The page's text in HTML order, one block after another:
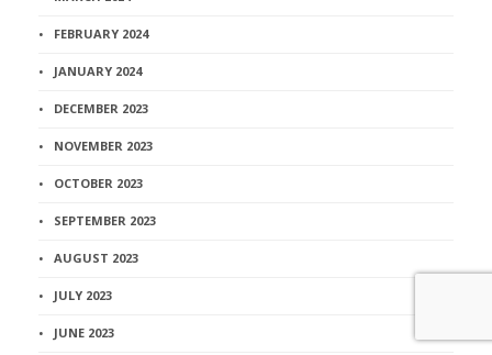
FEBRUARY 2024
JANUARY 2024
DECEMBER 2023
NOVEMBER 2023
OCTOBER 2023
SEPTEMBER 2023
AUGUST 2023
JULY 2023
JUNE 2023